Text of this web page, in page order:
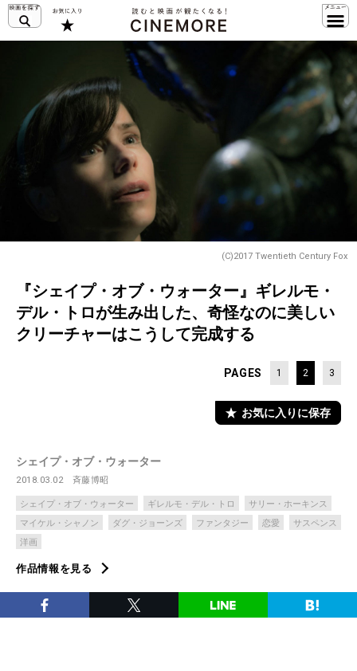
(C)2017 Twentieth Century Fox
『シェイプ・オブ・ウォーター』ギレルモ・
デル・トロが生み出した、奇怪なのに美しい
クリーチャーはこうして完成する
PAGES 1 2 3
お気に入りに保存
シェイプ・オブ・ウォーター
2018.03.02 斉藤博昭
シェイプ・オブ・ウォーター ギレルモ・デル・トロ
サリー・ホーキンス
マイケル・シャノン
ダグ・ジョーンズ ファンタジー 恋愛
サスペンス
洋画
作品情報を見る